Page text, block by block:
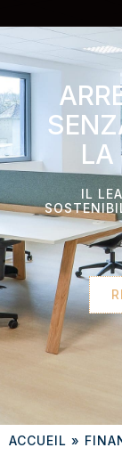
LA
IL
ACCUEIL »